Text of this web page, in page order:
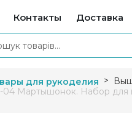
Контакты Доставка
для рукоделия
04 Мартышонок. Набор для